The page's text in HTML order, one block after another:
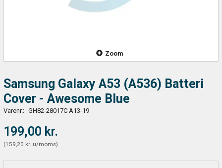
Zoom
Samsung Galaxy A53 (A536) Batteri
Cover - Awesome Blue
Varenr.: GH82-28017C A13-19
199,00 kr.
(159,20 kr. u/moms)